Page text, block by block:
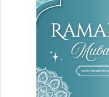
航空券
貸切バス・ハイヤー
視察旅行・研修旅行